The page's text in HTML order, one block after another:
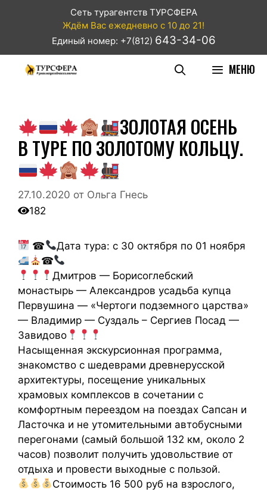
Сеть турагентств ТУРСФЕРА
Ждём Вас ежедневно с 10 до 21!
Единый номер: +7(812) 643-34-06
МЕНЮ
ЗОЛОТАЯ ОСЕНЬ
В ТУРЕ ПО ЗОЛОТОМУ КОЛЬЦУ.
27.10.2020 от Ольга Гнесь
182
☎
Дата тура: с 30 октября по 01 ноября
☎
Дмитров — Борисоглебский
монастырь — Александров усадьба купца
Первушина — «Чертоги подземного царства»
— Владимир — Суздаль – Сергиев Посад —
Завидово
Насыщенная экскурсионная программа,
знакомство с шедеврами древнерусской
архитектуры, посещение уникальных
храмовых комплексов в сочетании с
комфортным переездом на поездах Сапсан и
Ласточка и не утомительными автобусными
перегонами (самый большой 132 км, около 2
часов) позволит получить удовольствие от
отдыха и провести выходные с пользой.
Стоимость 16 500 руб на взрослого,